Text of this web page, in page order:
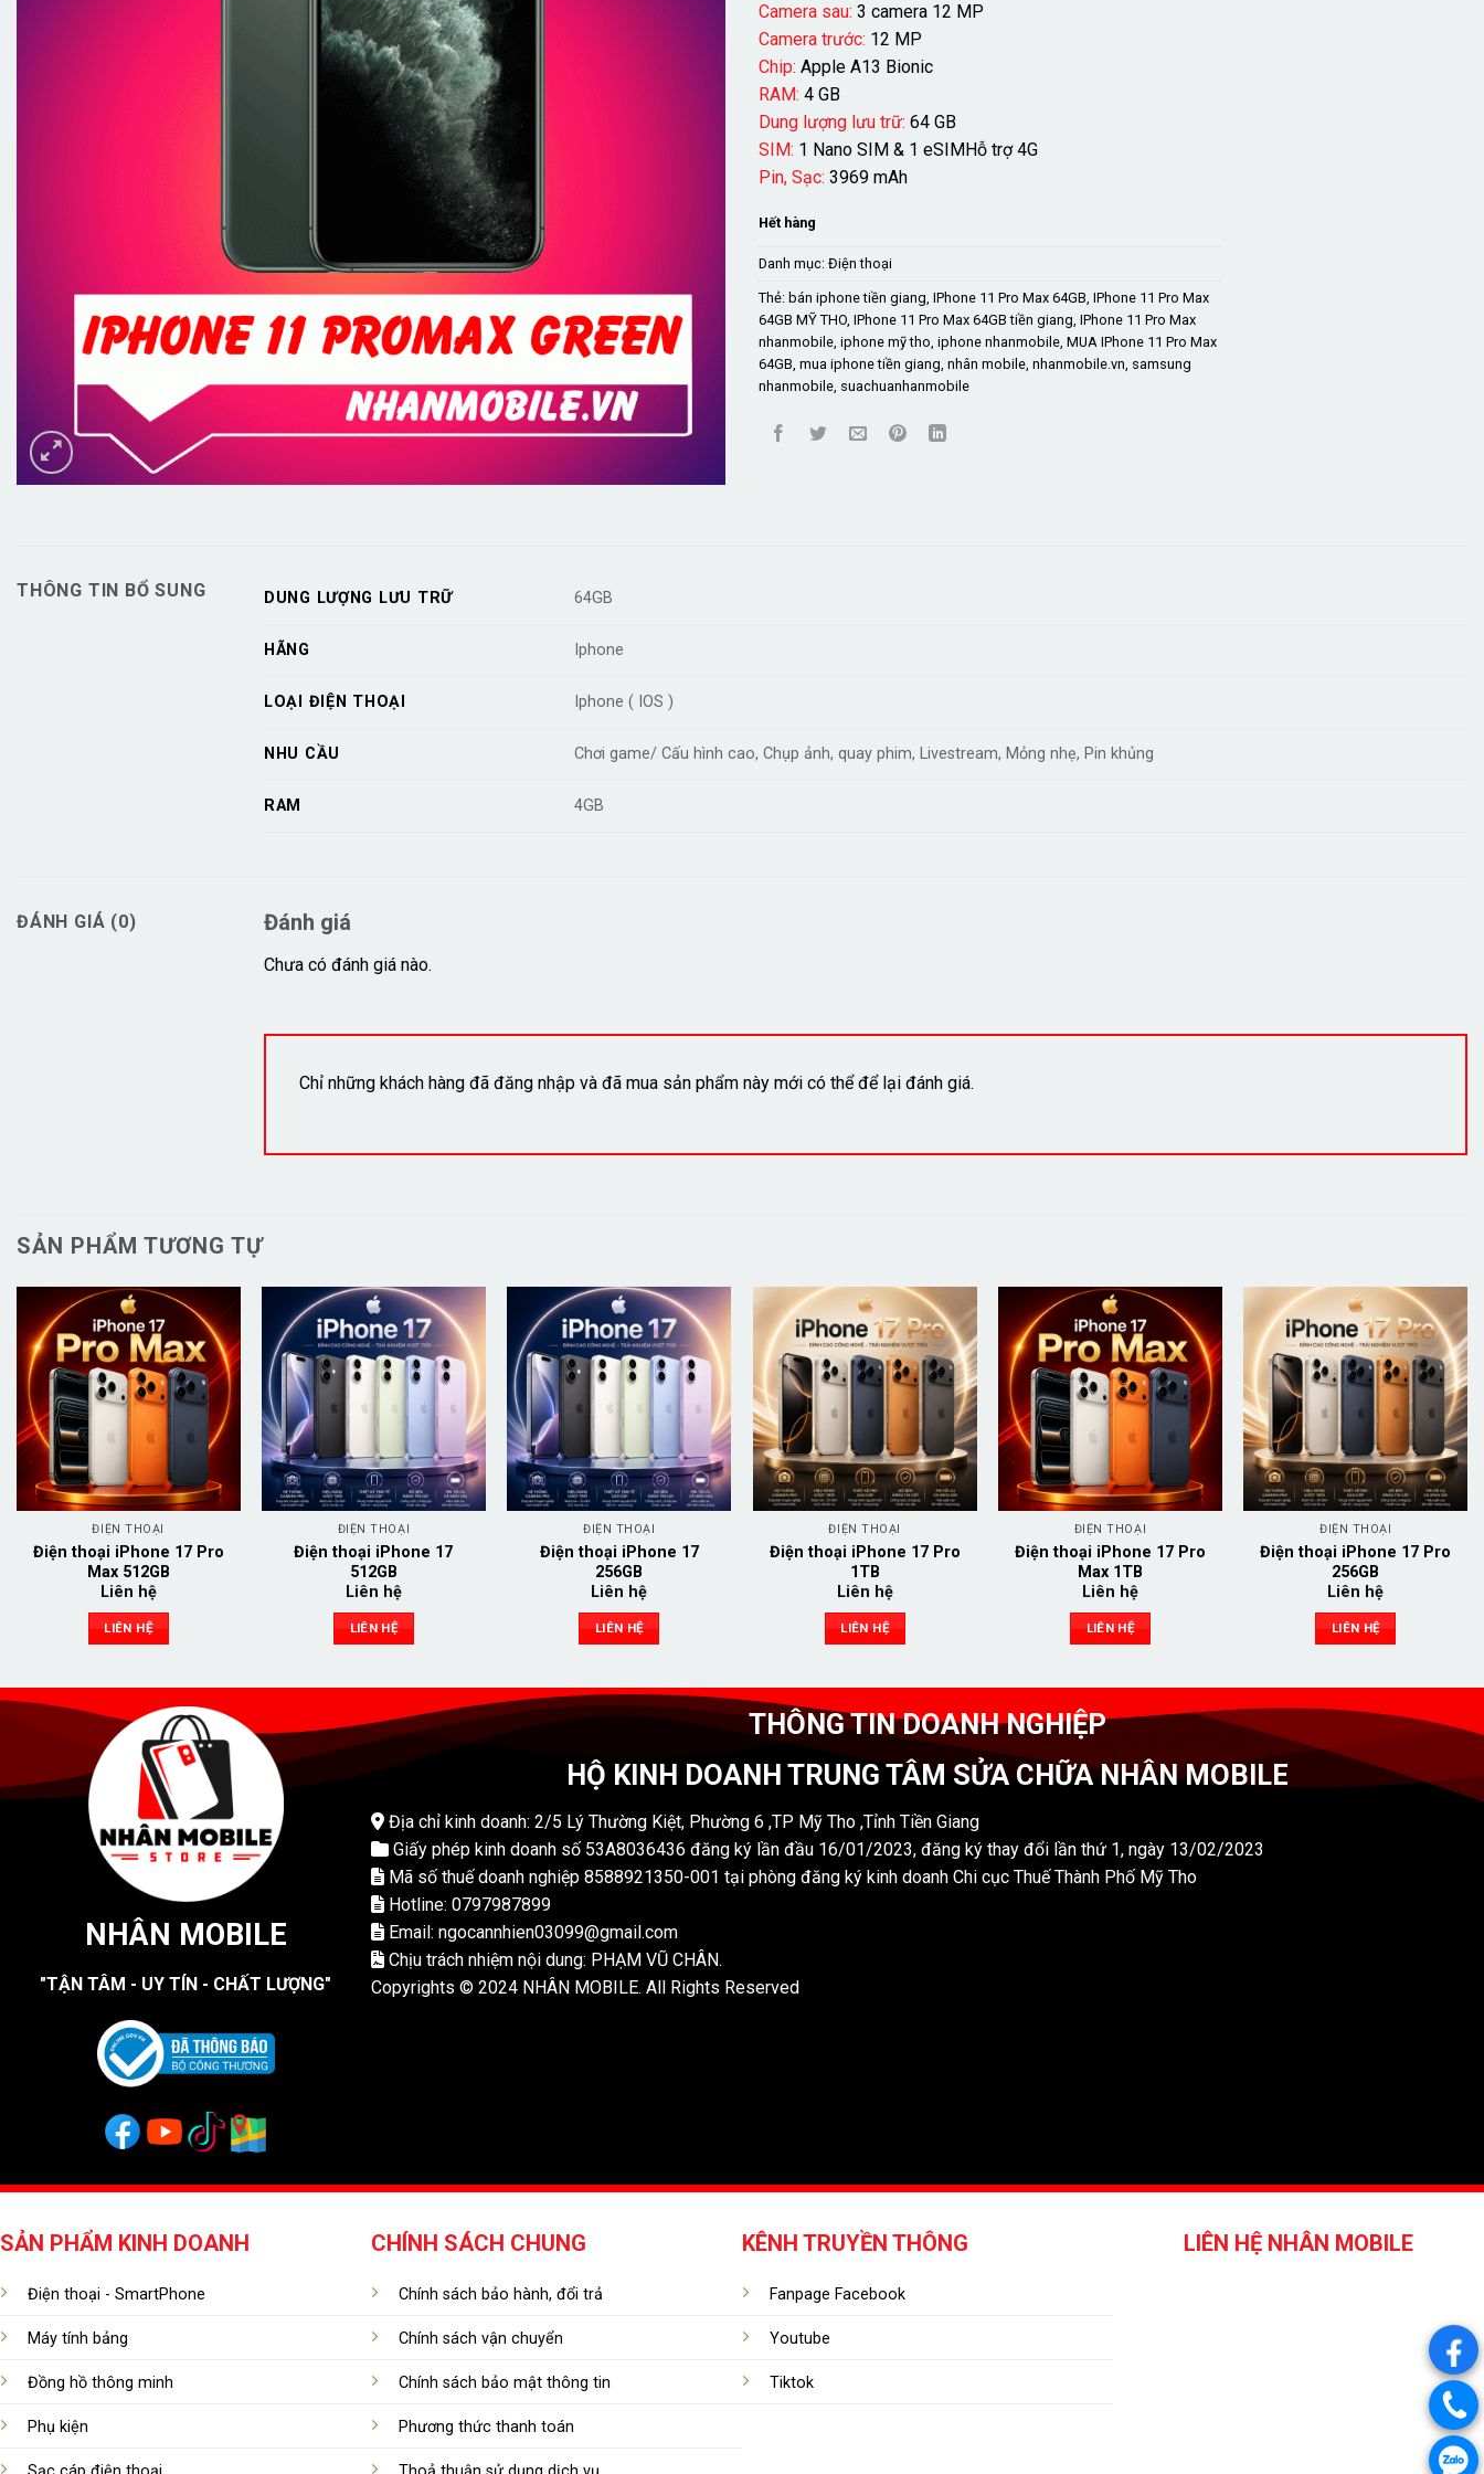
Camera sau: 3 camera 12 MP
Camera trước: 12 MP
Chip: Apple A13 Bionic
RAM: 4 GB
Dung lượng lưu trữ: 64 GB
SIM: 1 Nano SIM & 1 eSIMHỗ trợ 4G
Pin, Sạc: 3969 mAh
Hết hàng
Danh mục: Điện thoại
Thẻ: bán iphone tiền giang IPhone 11 Pro Max 64GB IPhone 11 Pro Max
64GB MỸ THO IPhone 11 Pro Max 64GB tiền giang IPhone 11 Pro Max
nhanmobile iphone mỹ tho iphone nhanmobile MUA IPhone 11 Pro Max
64GB mua iphone tiền giang nhân mobile nhanmobile.vn samsung
nhanmobile suachuanhanmobile
THÔNG TIN BỔ SUNG DUNG LƯỢNG LƯU TRỮ 64GB
HÃNG Iphone
LOẠI ĐIỆN THOẠI Iphone ( IOS )
NHU CẦU Chơi game/ Cấu hình cao, Chụp ảnh, quay phim, Livestream, Mỏng nhẹ, Pin khủng
RAM 4GB
ĐÁNH GIÁ (0) Đánh giá
Chưa có đánh giá nào.
Chỉ những khách hàng đã đăng nhập và đã mua sản phẩm này mới có thể để lại đánh giá.
SẢN PHẨM TƯƠNG TỰ
ĐIỆN THOẠI
Điện thoại iPhone 17 Pro
Max 512GB
Liên hệ
LIÊN HỆ
ĐIỆN THOẠI
Điện thoại iPhone 17
512GB
Liên hệ
LIÊN HỆ
ĐIỆN THOẠI
Điện thoại iPhone 17
256GB
Liên hệ
LIÊN HỆ
ĐIỆN THOẠI
Điện thoại iPhone 17 Pro
1TB
Liên hệ
LIÊN HỆ
ĐIỆN THOẠI
Điện thoại iPhone 17 Pro
Max 1TB
Liên hệ
LIÊN HỆ
ĐIỆN THOẠI
Điện thoại iPhone 17 Pro
256GB
Liên hệ
LIÊN HỆ
NHÂN MOBILE
"TẬN TÂM - UY TÍN - CHẤT LƯỢNG"
THÔNG TIN DOANH NGHIỆP
HỘ KINH DOANH TRUNG TÂM SỬA CHỮA NHÂN MOBILE
Địa chỉ kinh doanh: 2/5 Lý Thường Kiệt, Phường 6 ,TP Mỹ Tho ,Tỉnh Tiền Giang
Giấy phép kinh doanh số 53A8036436 đăng ký lần đầu 16/01/2023, đăng ký thay đổi lần thứ 1, ngày 13/02/2023
Mã số thuế doanh nghiệp 8588921350-001 tại phòng đăng ký kinh doanh Chi cục Thuế Thành Phố Mỹ Tho
Hotline: 0797987899
Email: ngocannhien03099@gmail.com
Chịu trách nhiệm nội dung: PHẠM VŨ CHÂN.
Copyrights © 2024 NHÂN MOBILE. All Rights Reserved
SẢN PHẨM KINH DOANH
Điện thoại - SmartPhone
Máy tính bảng
Đồng hồ thông minh
Phụ kiện
CHÍNH SÁCH CHUNG
Chính sách bảo hành, đổi trả
Chính sách vận chuyển
Chính sách bảo mật thông tin
Phương thức thanh toán
KÊNH TRUYỀN THÔNG
Fanpage Facebook
Youtube
Tiktok
LIÊN HỆ NHÂN MOBILE
.
.
.